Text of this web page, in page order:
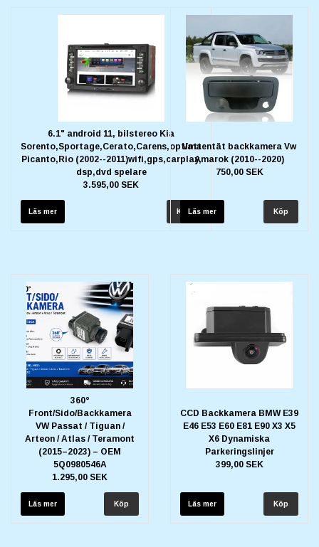
6.1" android 11, bilstereo Kia
Sorento,Sportage,Cerato,Carens,optima
Picanto,Rio (2002--2011)wifi,gps,carplay,
dsp,dvd spelare
3.595,00 SEK
Läs mer
Vattentät backkamera Vw
Amarok (2010--2020)
750,00 SEK
Läs mer
360°
Front/Sido/Backkamera
VW Passat / Tiguan /
Arteon / Atlas / Teramont
(2015–2023) – OEM
5Q0980546A
1.295,00 SEK
Läs mer
CCD Backkamera BMW E39
E46 E53 E60 E81 E90 X3 X5
X6 Dynamiska
Parkeringslinjer
399,00 SEK
Läs mer